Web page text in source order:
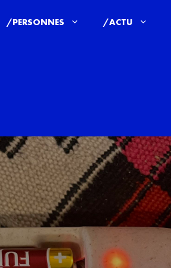
/PERSONNES /ACTU